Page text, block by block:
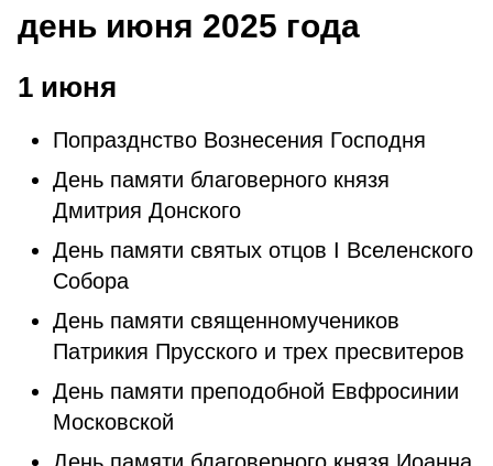
день июня 2025 года
1 июня
Попразднство Вознесения Господня
День памяти благоверного князя
Дмитрия Донского
День памяти святых отцов I Вселенского
Собора
День памяти священномучеников
Патрикия Прусского и трех пресвитеров
День памяти преподобной Евфросинии
Московской